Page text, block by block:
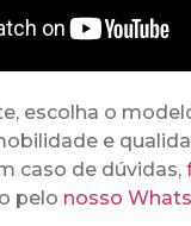
escolha o
e
caso de dúvidas,
pelo nosso